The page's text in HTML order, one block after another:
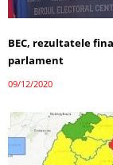
BEC, rezultatele
parlament
09/12/2020